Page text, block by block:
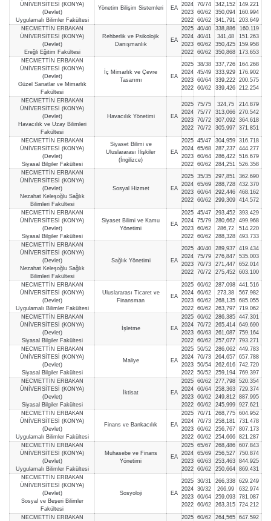
ÜNİVERSİTESİ (KONYA)
(Devlet)
Uygulamalı Bilimler Fakültesi
Yönetim Bilişim Sistemleri EA
2024
2023
2022
70/74
60/62
60/62
342,152
350,094
341,791
149.221
160.994
203.649
NECMETTİN ERBAKAN
ÜNİVERSİTESİ (KONYA)
(Devlet)
Ereğli Eğitim Fakültesi
Rehberlik ve Psikolojik
Danışmanlık
EA
2025
2024
2023
2022
40/40
40/41
60/62
60/62
338,886
341,48
350,425
350,868
160.119
151.263
159.958
173.653
NECMETTİN ERBAKAN
ÜNİVERSİTESİ (KONYA)
(Devlet)
Güzel Sanatlar ve Mimarlık
Fakültesi
İç Mimarlık ve Çevre
Tasarımı
EA
2025
2024
2023
2022
38/38
45/49
60/64
60/62
337,726
333,929
339,222
339,426
164.268
176.902
200.575
212.254
NECMETTİN ERBAKAN
ÜNİVERSİTESİ (KONYA)
(Devlet)
Havacılık ve Uzay Bilimleri
Fakültesi
Havacılık Yönetimi EA
2025
2024
2023
2022
75/75
75/77
70/72
70/72
324,75
313,066
307,092
305,997
214.879
270.542
364.618
371.851
NECMETTİN ERBAKAN
ÜNİVERSİTESİ (KONYA)
(Devlet)
Siyasal Bilgiler Fakültesi
Siyaset Bilimi ve
Uluslararası İlişkiler
(İngilizce)
EA
2025
2024
2023
2022
45/47
65/68
60/64
60/62
304,959
287,237
286,422
284,251
316.718
444.277
516.679
526.358
NECMETTİN ERBAKAN
ÜNİVERSİTESİ (KONYA)
(Devlet)
Nezahat Keleşoğlu Sağlık
Bilimleri Fakültesi
Sosyal Hizmet EA
2025
2024
2023
2022
35/35
65/69
60/64
60/62
297,851
288,728
292,446
299,309
362.690
432.370
468.162
414.572
NECMETTİN ERBAKAN
ÜNİVERSİTESİ (KONYA)
(Devlet)
Siyasal Bilgiler Fakültesi
Siyaset Bilimi ve Kamu
Yönetimi
EA
2025
2024
2023
2022
45/47
75/79
60/62
60/62
293,452
280,662
286,72
288,328
393.429
499.968
514.220
493.733
NECMETTİN ERBAKAN
ÜNİVERSİTESİ (KONYA)
(Devlet)
Nezahat Keleşoğlu Sağlık
Bilimleri Fakültesi
Sağlık Yönetimi EA
2025
2024
2023
2022
40/40
75/79
70/73
70/72
289,937
276,847
271,447
275,452
419.434
535.003
652.014
603.100
NECMETTİN ERBAKAN
ÜNİVERSİTESİ (KONYA)
(Devlet)
Uygulamalı Bilimler Fakültesi
Uluslararası Ticaret ve
Finansman
EA
2025
2024
2023
2022
60/62
60/62
60/62
60/62
287,098
273,38
268,135
263,797
441.516
567.982
685.055
719.062
NECMETTİN ERBAKAN
ÜNİVERSİTESİ (KONYA)
(Devlet)
Siyasal Bilgiler Fakültesi
İşletme EA
2025
2024
2023
2022
60/62
70/72
60/63
60/62
286,385
265,414
261,087
257,077
447.301
649.690
759.164
793.271
NECMETTİN ERBAKAN
ÜNİVERSİTESİ (KONYA)
(Devlet)
Siyasal Bilgiler Fakültesi
Maliye EA
2025
2024
2023
2022
50/52
70/73
50/54
50/52
286,062
264,657
262,616
259,194
449.783
657.788
742.720
769.397
NECMETTİN ERBAKAN
ÜNİVERSİTESİ (KONYA)
(Devlet)
Siyasal Bilgiler Fakültesi
İktisat EA
2025
2024
2023
2022
60/62
60/64
60/62
60/62
277,798
258,363
249,812
245,999
520.354
729.374
887.995
927.621
NECMETTİN ERBAKAN
ÜNİVERSİTESİ (KONYA)
(Devlet)
Uygulamalı Bilimler Fakültesi
Finans ve Bankacılık EA
2025
2024
2023
2022
70/71
70/73
60/62
60/62
268,775
258,181
256,767
254,666
604.952
731.478
807.173
821.287
NECMETTİN ERBAKAN
ÜNİVERSİTESİ (KONYA)
(Devlet)
Uygulamalı Bilimler Fakültesi
Muhasebe ve Finans
Yönetimi
EA
2025
2024
2023
2022
65/67
65/69
60/63
60/62
268,486
256,527
253,463
250,664
607.843
750.874
844.925
869.431
NECMETTİN ERBAKAN
ÜNİVERSİTESİ (KONYA)
(Devlet)
Sosyal ve Beşeri Bilimler
Fakültesi
Sosyoloji EA
2025
2024
2023
2022
30/31
30/32
60/64
60/62
266,338
266,99
259,093
263,315
629.249
632.974
781.087
724.212
NECMETTİN ERBAKAN
2025 60/62
264,565 647.592